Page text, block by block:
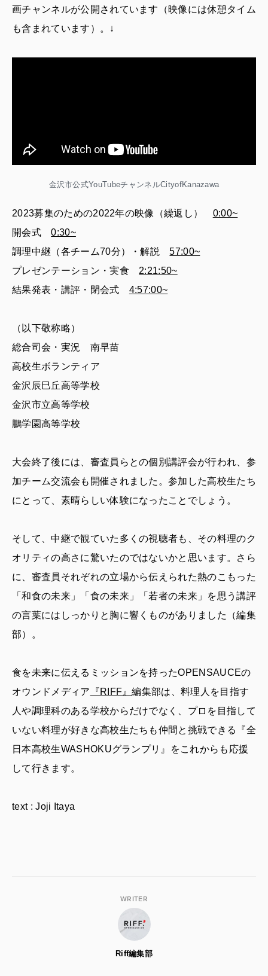
画チャンネルが公開されています（映像には休憩タイム
も含まれています）。↓
金沢市公式YouTubeチャンネルCityofKanazawa
2023募集のための2022年の映像（繰返し） 0:00~
開会式0:30~
調理中継（各チーム70分）・解説57:00~
プレゼンテーション・実食 2:21:50~
結果発表・講評・閉会式 4:57:00~
（以下敬称略）
総合司会・実況 南早苗
高校生ボランティア
金沢辰巳丘高等学校
金沢市立高等学校
鵬学園高等学校
大会終了後には、審査員らとの個別講評会が行われ、参
加チーム交流会も開催されました。参加した高校生たち
にとって、素晴らしい体験になったことでしょう。
そして、中継で観ていた多くの視聴者も、その料理のク
オリティの高さに驚いたのではないかと思います。さら
に、審査員それぞれの立場から伝えられた熱のこもった
「和食の未来」「食の未来」「若者の未来」を思う講評
の言葉にはしっかりと胸に響くものがありました（編集
部）。
食を未来に伝えるミッションを持ったOPENSAUCEの
オウンドメディア 『RIFF』編集部は、料理人を目指す
人や調理科のある学校からだけでなく、プロを目指して
いない料理が好きな高校生たちも仲間と挑戦できる『全
日本高校生WASHOKUグランプリ』をこれからも応援
して行きます。
text : Joji Itaya
WRITER
Riff編集部